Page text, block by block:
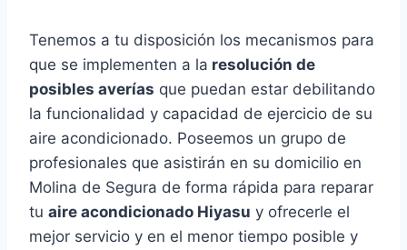
Tenemos a tu disposición los mecanismos para
que se implementen a la resolución de
posibles averías que puedan estar debilitando
la funcionalidad y capacidad de ejercicio de su
aire acondicionado. Poseemos un grupo de
profesionales que asistirán en su domicilio en
Molina de Segura de forma rápida para reparar
tu aire acondicionado Hiyasu y ofrecerle el
mejor servicio y en el menor tiempo posible y